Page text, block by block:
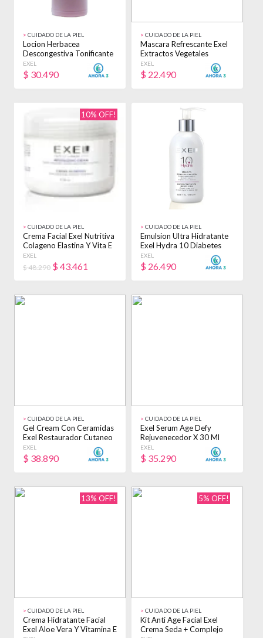
> CUIDADO DE LA PIEL
Locion Herbacea
Descongestiva Tonificante
Hamamelis X 500ml
Sensible Día/noche
EXEL
$ 30.490
> CUIDADO DE LA PIEL
Mascara Refrescante Exel
Extractos Vegetales
Liposoma X 250g Todo
Tipo De Piel
EXEL
$ 22.490
10% OFF!
> CUIDADO DE LA PIEL
Crema Facial Exel Nutritiva
Colageno Elastina Y Vita E
500ml - Todo Tipo De Piel
EXEL
$ 48.290 $ 43.461
> CUIDADO DE LA PIEL
Emulsion Ultra Hidratante
Exel Hydra 10 Diabetes
250 Ml Seca Día/noche
EXEL
$ 26.490
> CUIDADO DE LA PIEL
Gel Cream Con Ceramidas
Exel Restaurador Cutaneo
X 49ml Piel Dañada
EXEL
$ 38.890
> CUIDADO DE LA PIEL
Exel Serum Age Defy
Rejuvenecedor X 30 Ml
EXEL
$ 35.290
13% OFF!
> CUIDADO DE LA PIEL
Crema Hidratante Facial
Exel Aloe Vera Y Vitamina E
5% OFF!
> CUIDADO DE LA PIEL
Kit Anti Age Facial Exel
Crema Seda + Complejo